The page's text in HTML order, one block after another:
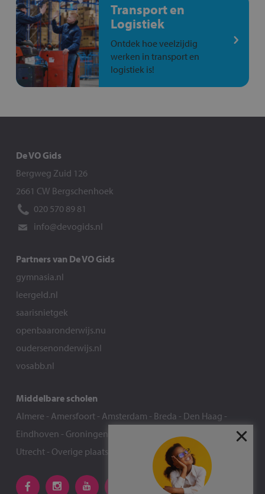
Transport en
Logistiek
Ontdek hoe veelzijdig
werken in transport en
logistiek is!
De VO Gids
Bergweg Zuid 126
2661 CW Bergschenhoek
020 570 89 81
info@devogids.nl
Partners van De VO Gids
gymnasia.nl
leergeld.nl
saarisnietgek
openbaaronderwijs.nu
oudersenonderwijs.nl
vosabb.nl
Middelbare scholen
Almere - Amersfoort- Amsterdam - Breda - Den Haag -
Eindhoven - Groningen Rotterdam
-
Utrecht- Overige plaatsen